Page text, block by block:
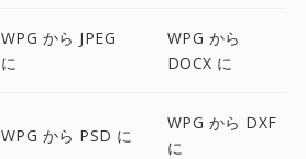
WPG から JPEG
に
WPG から
DOCX に
WPG から PSD に
WPG から DXF
に